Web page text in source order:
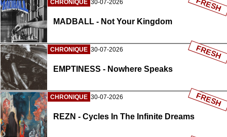
CHRONIQUE 30-07-2026
MADBALL - Not Your Kingdom
FRESH
CHRONIQUE 30-07-2026
EMPTINESS - Nowhere Speaks
FRESH
CHRONIQUE 30-07-2026
REZN - Cycles In The Infinite Dreams
FRESH